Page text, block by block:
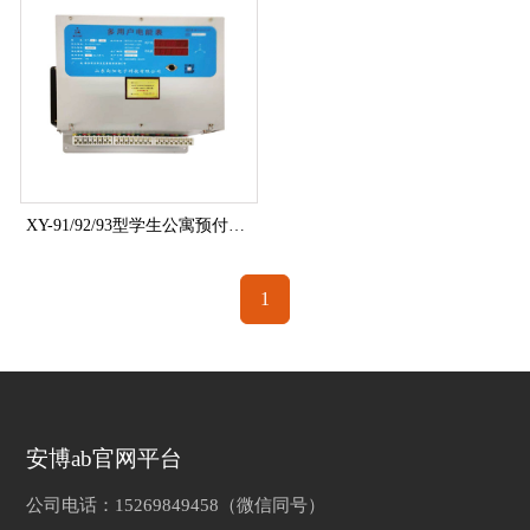
1
安博ab官网平台
公司电话：15269849458（微信同号）